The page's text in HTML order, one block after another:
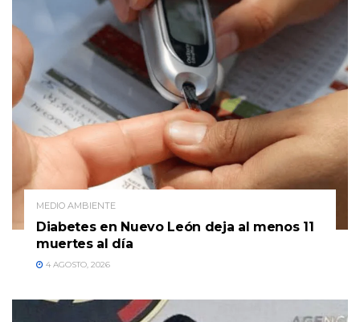
MEDIO AMBIENTE
Diabetes en Nuevo León deja al menos 11
muertes al día
4 AGOSTO, 2026